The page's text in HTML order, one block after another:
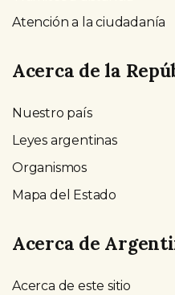
Atención a la ciudadanía
Acerca de la
Nuestro país
Leyes argentinas
Organismos
Mapa del Estado
Acerca de
Acerca de este sitio